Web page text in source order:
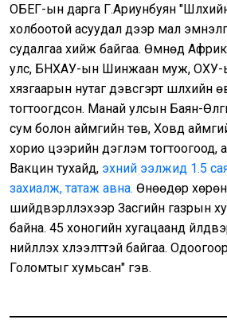
ОБЕГ-ын дарга Г.Ариунбуян
холбоотой асуудал дээр мал
судалгаа хийж байгаа. Өмнөд
улс, БНХАУ-ын Шинжаан муж, ОХУ-
хязгаарын нутаг дэвсгэрт шүлхийн
тогтоогдсон. Манай улсын Баян-
сум болон аймгийн төв, Ховд
хорио цээрийн дэглэм тогтоогоод,
Вакцин тухайд, эхний ээлжид 1.5
захиалж, татаж авна. Өнөөдөр
шийдвэрлүүлэхээр Засгийн газрын
байна. 45 хоногийн хугацаанд
нийлүүлэх хүлээлттэй байгаа.
Голомтыг хумьсан" гэв.